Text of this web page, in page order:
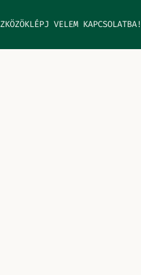
LÉPJ VELEM KAPCSOLATBA!